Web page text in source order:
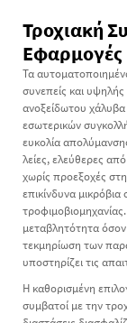
Τροχιακή
Εφαρμογές
Τα
συνεπείς και
ανοξείδωτου
εσωτερικών
ευκολία
λείες, ελεύθερες
χωρίς προεξοχές
επικίνδυνα
μεταβλητότητα
τεκμηρίωση των
υποστηρίζει τις
Η καθορισμένη
συμβατοί με την